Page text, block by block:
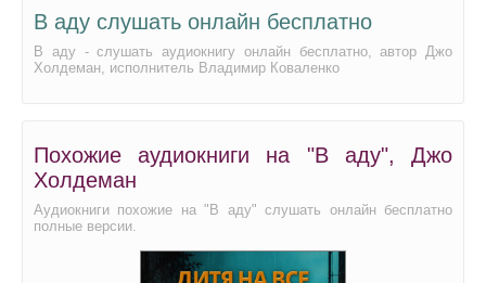
В аду слушать онлайн бесплатно
В аду - слушать аудиокнигу онлайн бесплатно, автор Джо
Холдеман, исполнитель Владимир Коваленко
Похожие аудиокниги на "В аду", Джо
Холдеман
Аудиокниги похожие на "В аду" слушать онлайн бесплатно
полные версии.